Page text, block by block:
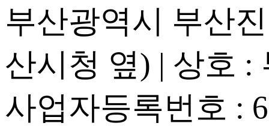
부산광역시 부산
산시청 옆) | 상호 :
사업자등록번호 :